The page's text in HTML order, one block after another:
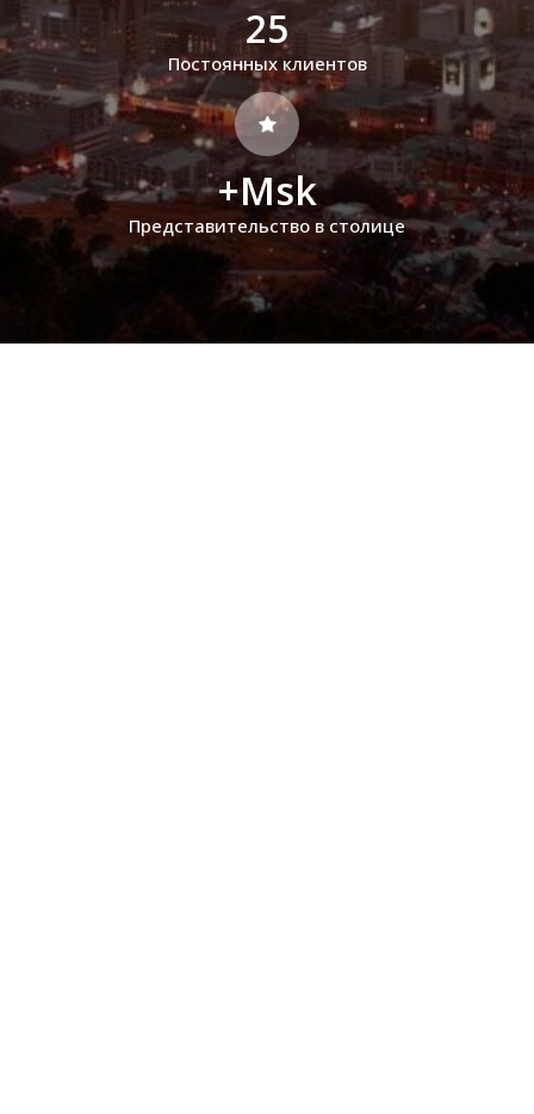
25
Постоянных клиентов
+Msk
Представительство в столице